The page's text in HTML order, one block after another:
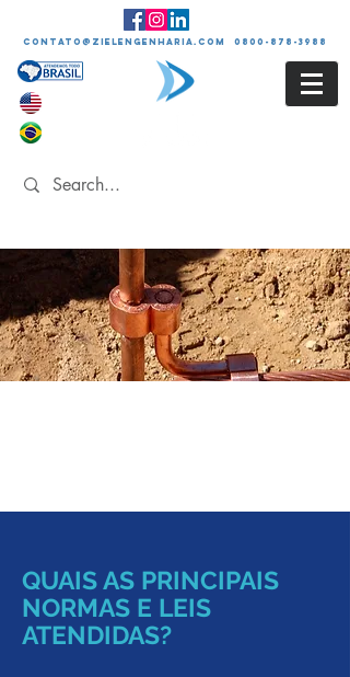
contato@zielengenharia.com 0800-878-3988
QUAIS AS PRINCIPAIS
NORMAS E LEIS
ATENDIDAS?